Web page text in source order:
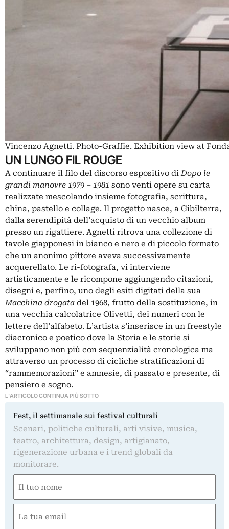
Vincenzo Agnetti. Photo-Graffie. Exhibition view at
UN LUNGO FIL ROUGE
A continuare il filo del discorso espositivo diDopo le
grandi manovre 1979 – 1981 sono venti opere su carta
realizzate mescolando insieme fotografia, scrittura,
china, pastello e collage. Il progetto nasce, a Gibilterra,
dalla serendipità dell’acquisto di un vecchio album
presso un rigattiere. Agnetti ritrova una collezione di
tavole giapponesi in bianco e nero e di piccolo formato
che un anonimo pittore aveva successivamente
acquerellato. Le ri-fotografa, vi interviene
artisticamente e le ricompone aggiungendo citazioni,
disegni e, perfino, uno degli esiti digitati della sua
Macchina drogata del 1968, frutto della sostituzione, in
una vecchia calcolatrice Olivetti, dei numeri con le
lettere dell’alfabeto. L’artista s’inserisce in un freestyle
diacronico e poetico dove la Storia e le storie si
sviluppano non più con sequenzialità cronologica ma
attraverso un processo di cicliche stratificazioni di
“rammemorazioni” e amnesie, di passato e presente, di
pensiero e sogno.
L'ARTICOLO CONTINUA PIÙ SOTTO
Fest, il settimanale sui festival culturali
Scenari, politiche culturali, arti visive, musica,
teatro, architettura, design, artigianato,
rigenerazione urbana e i trend globali da
monitorare.
(Obbligatorio)
Nome
(Obbligatorio)